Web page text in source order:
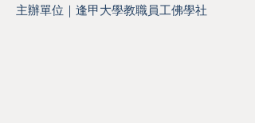
主辦單位｜逢甲大學教職員工佛學社